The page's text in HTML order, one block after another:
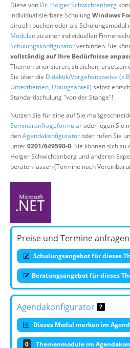
Suche
Diese von Dr. Holger Schwichtenberg
individualisierbare SchulungWindows
einzeln buchen oder als Schulungsmodul
Modulenzu einer individuellen
Schulungskonfiguratorverbinden. Sie
vollständig auf Ihre Bedürfnisse
Themen priorisieren, streichen, ersetzen
Sie über die Didaktik/Vorgehensweise
Unterthemen, Übungsanteil) selbst
Standardschulung "von der Stange"!
Nutzen Sie für eine auf Sie
Seminaranfrageformularoder legen Sie
denAgendakonfiguratoroder rufen Sie
unter0201/649590-0. Sie können sich
Holger Schwichtenberg und anderen
beraten lassen (Termine nach
Preise und Termine anfragen
Schulungsangebot für dieses
Beratungsangebot für dieses
Agendakonfigurator
Dieses Modul merken im
0 Themenmodule im